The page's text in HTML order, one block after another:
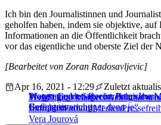
Ich bin den Journalistinnen und
geholfen haben, indem sie objektive, auf
Informationen an die Öffentlichkeit
vor das eigentliche und oberste Ziel der
[Bearbeitet von Zoran Radosavljevic]
Margrethe Vestager im Interview:
Europa ist wichtiger denn je“
Protest gegen Steuern: Polnische
Berichterstattung
Wegen Corona-Recherchen:
Gefängnis
Apr 16, 2021 - 12:29
Zuletzt
TechDigital Markets Actdigital
JournalistenmordMedien
Vera Jourová